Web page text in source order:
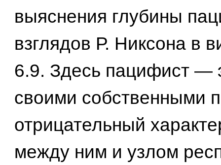
выяснения глубины
взглядов Р. Никсона в
6.9. Здесь пацифист —
своими собственными
отрицательный
между ним и узлом